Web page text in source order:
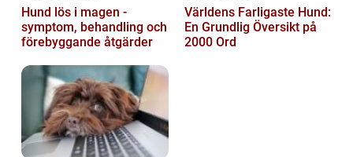
Hund lös i magen -
symptom, behandling och
förebyggande åtgärder
Världens Farligaste Hund:
En Grundlig Översikt på
2000 Ord